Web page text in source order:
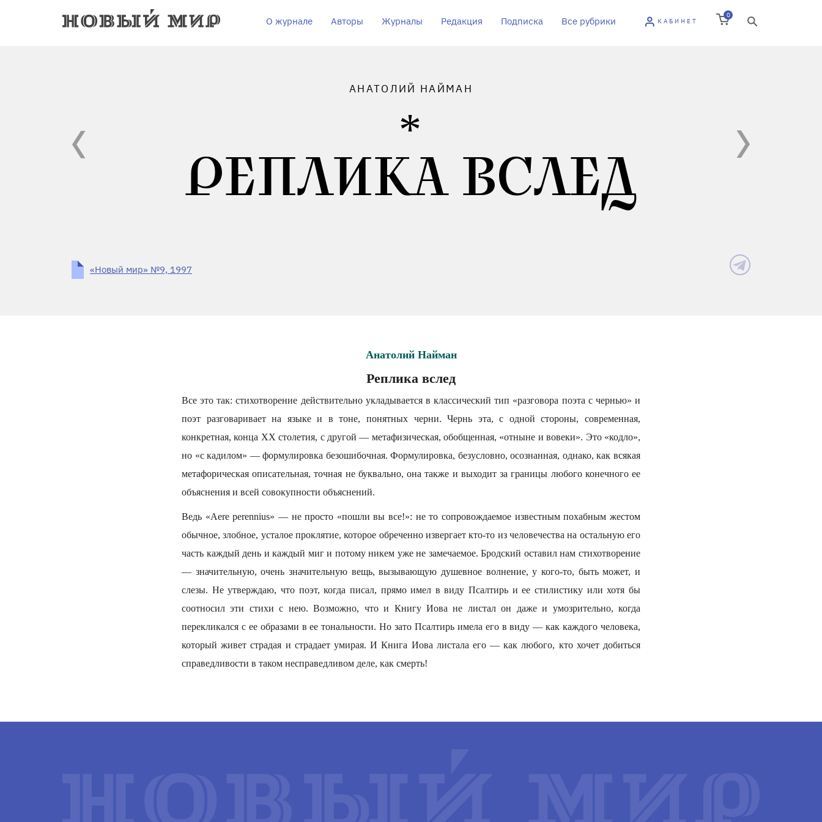
О журнале Авторы Журналы Редакция Подписка Все рубрики КАБИНЕТ
0
АНАТОЛИЙ НАЙМАН
РЕПЛИКА ВСЛЕД
«Новый мир» №9, 1997
Анатолий Найман
Реплика вслед
Все это так: стихотворение действительно укладывается в классический тип «разговора поэта с чернью» и
поэт разговаривает на языке и в тоне, понятных черни. Чернь эта, с одной стороны, современная,
конкретная, конца ХХ столетия, с другой — метафизическая, обобщенная, «отныне и вовеки». Это «кодло»,
но «с кадилом» — формулировка безошибочная. Формулировка, безусловно, осознанная, однако, как всякая
метафорическая описательная, точная не буквально, она также и выходит за границы любого конечного ее
объяснения и всей совокупности объяснений.
Ведь «Aere perennius» — не просто «пошли вы все!»: не то сопровождаемое известным похабным жестом
обычное, злобное, усталое проклятие, которое обреченно извергает кто-то из человечества на остальную его
часть каждый день и каждый миг и потому никем уже не замечаемое. Бродский оставил нам стихотворение
— значительную, очень значительную вещь, вызывающую душевное волнение, у кого-то, быть может, и
слезы. Не утверждаю, что поэт, когда писал, прямо имел в виду Псалтирь и ее стилистику или хотя бы
соотносил эти стихи с нею. Возможно, что и Книгу Иова не листал он даже и умозрительно, когда
перекликался с ее образами в ее тональности. Но зато Псалтирь имела его в виду — как каждого человека,
который живет страдая и страдает умирая. И Книга Иова листала его — как любого, кто хочет добиться
справедливости в таком несправедливом деле, как смерть!